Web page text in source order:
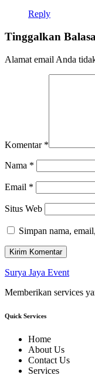
Reply
Tinggalkan
Alamat email Anda
Komentar *
Nama *
Email *
Situs Web
Simpan nama,
Surya Jaya Event
Memberikan services
Quick Services
Home
About Us
Contact Us
Services